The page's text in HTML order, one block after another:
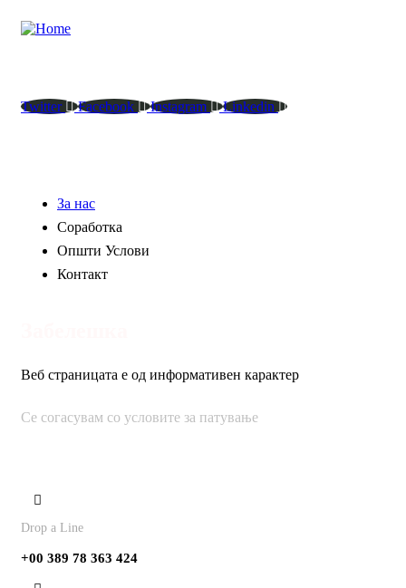
Twitter
Facebook Instagram Linkedin
За нас
Соработка
Општи Услови
Контакт
Веб страницата е од информативен карактер
Се согасувам со условите за патување
Drop a Line
+00 389 78 363 424